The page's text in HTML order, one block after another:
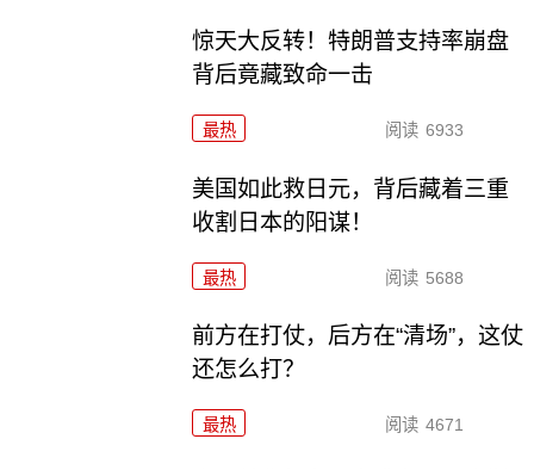
惊天大反转！特朗普支持率崩盘
背后竟藏致命一击
最热 阅读 6933
美国如此救日元，背后藏着三重
收割日本的阳谋！
最热 阅读 5688
前方在打仗，后方在“清场”，这仗
还怎么打？
最热 阅读 4671